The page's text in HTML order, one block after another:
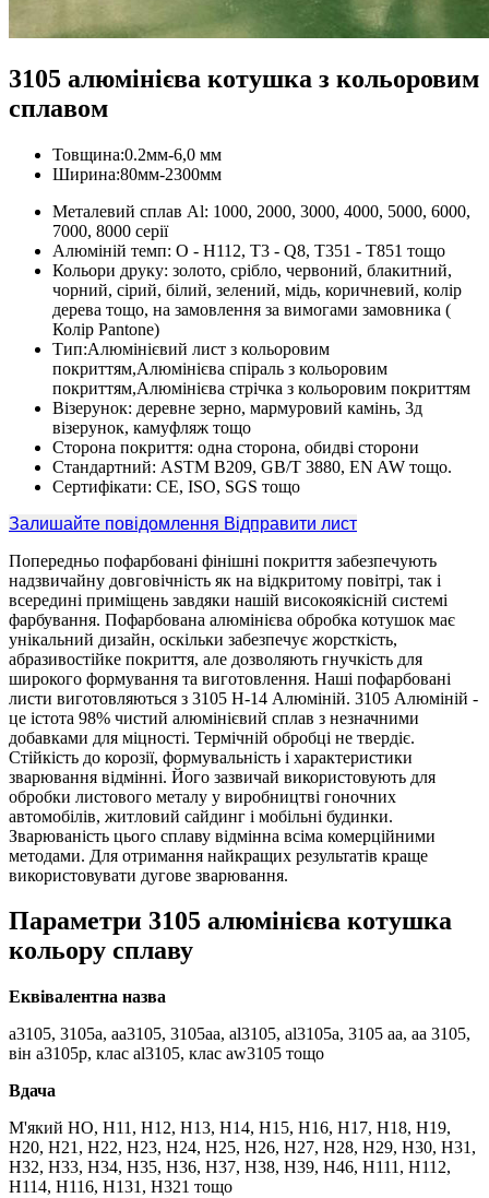
3105 алюмінієва котушка з кольоровим
сплавом
Товщина:0.2мм-6,0 мм
Ширина:80мм-2300мм
Металевий сплав Al: 1000, 2000, 3000, 4000, 5000, 6000,
7000, 8000 серії
Алюміній темп: О - H112, Т3 - Q8, T351 - T851 тощо
Кольори друку: золото, срібло, червоний, блакитний,
чорний, сірий, білий, зелений, мідь, коричневий, колір
дерева тощо, на замовлення за вимогами замовника (
Колір Pantone)
Тип:Алюмінієвий лист з кольоровим
покриттям,Алюмінієва спіраль з кольоровим
покриттям,Алюмінієва стрічка з кольоровим покриттям
Візерунок: деревне зерно, мармуровий камінь, 3д
візерунок, камуфляж тощо
Сторона покриття: одна сторона, обидві сторони
Стандартний: ASTM B209, GB/T 3880, EN AW тощо.
Сертифікати: CE, ISO, SGS тощо
Залишайте повідомлення Відправити лист
Попередньо пофарбовані фінішні покриття забезпечують
надзвичайну довговічність як на відкритому повітрі, так і
всередині приміщень завдяки нашій високоякісній системі
фарбування. Пофарбована алюмінієва обробка котушок має
унікальний дизайн, оскільки забезпечує жорсткість,
абразивостійке покриття, але дозволяють гнучкість для
широкого формування та виготовлення. Наші пофарбовані
листи виготовляються з 3105 H-14 Алюміній. 3105 Алюміній -
це істота 98% чистий алюмінієвий сплав з незначними
добавками для міцності. Термічній обробці не твердіє.
Стійкість до корозії, формувальність і характеристики
зварювання відмінні. Його зазвичай використовують для
обробки листового металу у виробництві гоночних
автомобілів, житловий сайдинг і мобільні будинки.
Зварюваність цього сплаву відмінна всіма комерційними
методами. Для отримання найкращих результатів краще
використовувати дугове зварювання.
Параметри 3105 алюмінієва котушка
кольору сплаву
Еквівалентна назва
a3105, 3105a, aa3105, 3105аа, al3105, al3105a, 3105 аа, аа 3105,
він a3105p, клас al3105, клас aw3105 тощо
Вдача
М'який HO, H11, H12, H13, H14, H15, H16, H17, H18, H19,
H20, H21, H22, H23, H24, H25, H26, H27, H28, H29, H30, H31,
H32, H33, H34, H35, H36, H37, H38, H39, H46, H111, H112,
H114, H116, H131, H321 тощо